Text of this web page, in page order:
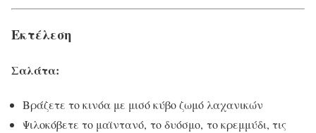
Εκτέλεση
Σαλάτα:
Βράζετε το κινόα με μισό κύβο ζωμό λαχανικών
Ψιλοκόβετε το μαϊντανό, το δυόσμο, το κρεμμύδι, τις